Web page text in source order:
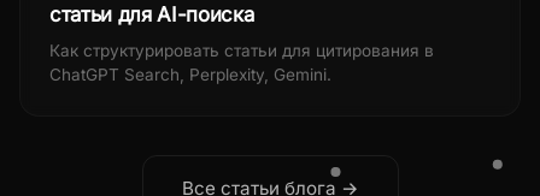
статьи для AI-поиска
Как структурировать статьи для цитирования в
ChatGPT Search, Perplexity, Gemini.
Все статьи блога →